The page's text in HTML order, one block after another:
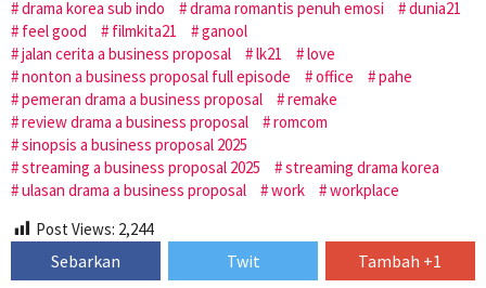
drama korea sub indo drama romantis penuh emosi
dunia21
feel good
filmkita21
ganool
jalan cerita a business proposal
lk21
love
nonton a business proposal full episode
office
pahe
pemeran drama a business proposal
remake
review drama a business proposal
romcom
sinopsis a business proposal 2025
streaming a business proposal 2025
streaming drama korea
ulasan drama a business proposal
work
workplace
Post Views: 2,244
Sebarkan Twit
Tambah +1